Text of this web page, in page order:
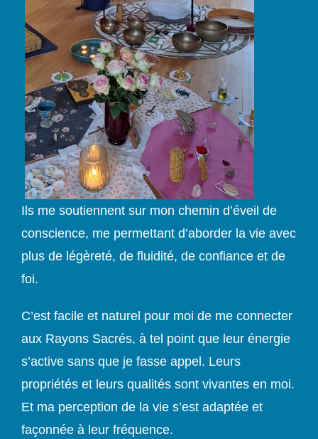
Ils me soutiennent sur mon chemin d’éveil de
conscience, me permettant d’aborder la vie avec
plus de légèreté, de fluidité, de confiance et de
foi.
C’est facile et naturel pour moi de me connecter
aux Rayons Sacrés, à tel point que leur énergie
s’active sans que je fasse appel. Leurs
propriétés et leurs qualités sont vivantes en moi.
Et ma perception de la vie s’est adaptée et
façonnée à leur fréquence.